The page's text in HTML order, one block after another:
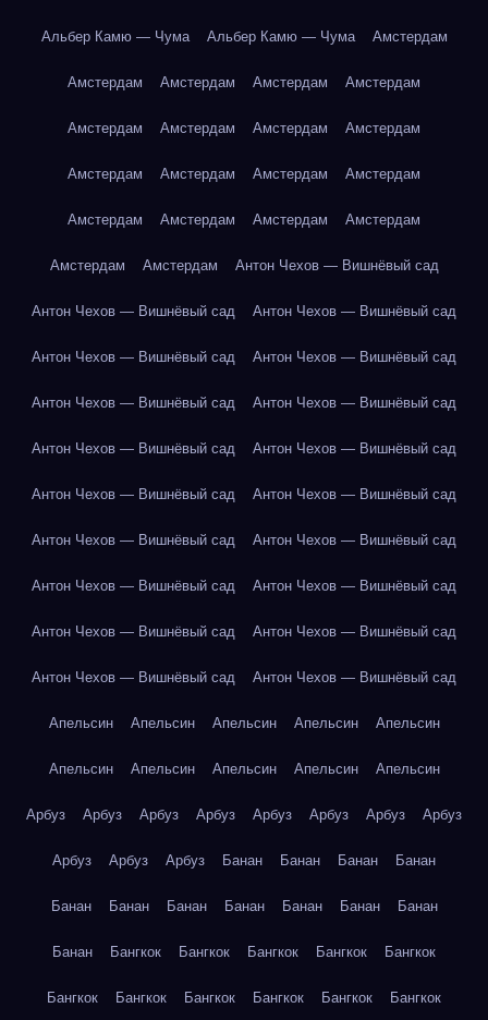
Альбер Камю — Чума Альбер Камю — Чума Амстердам
Амстердам Амстердам Амстердам Амстердам
Амстердам Амстердам Амстердам Амстердам
Амстердам Амстердам Амстердам Амстердам
Амстердам Амстердам Амстердам Амстердам
Амстердам Амстердам Антон Чехов — Вишнёвый сад
Антон Чехов — Вишнёвый сад Антон Чехов — Вишнёвый сад
Антон Чехов — Вишнёвый сад Антон Чехов — Вишнёвый сад
Антон Чехов — Вишнёвый сад Антон Чехов — Вишнёвый сад
Антон Чехов — Вишнёвый сад Антон Чехов — Вишнёвый сад
Антон Чехов — Вишнёвый сад Антон Чехов — Вишнёвый сад
Антон Чехов — Вишнёвый сад Антон Чехов — Вишнёвый сад
Антон Чехов — Вишнёвый сад Антон Чехов — Вишнёвый сад
Антон Чехов — Вишнёвый сад Антон Чехов — Вишнёвый сад
Антон Чехов — Вишнёвый сад Антон Чехов — Вишнёвый сад
Апельсин Апельсин Апельсин Апельсин Апельсин
Апельсин Апельсин Апельсин Апельсин Апельсин
Арбуз Арбуз Арбуз Арбуз Арбуз Арбуз Арбуз Арбуз
Арбуз Арбуз Арбуз Банан Банан Банан Банан
Банан Банан Банан Банан Банан Банан Банан
Банан Бангкок Бангкок Бангкок Бангкок Бангкок
Бангкок Бангкок Бангкок Бангкок Бангкок Бангкок